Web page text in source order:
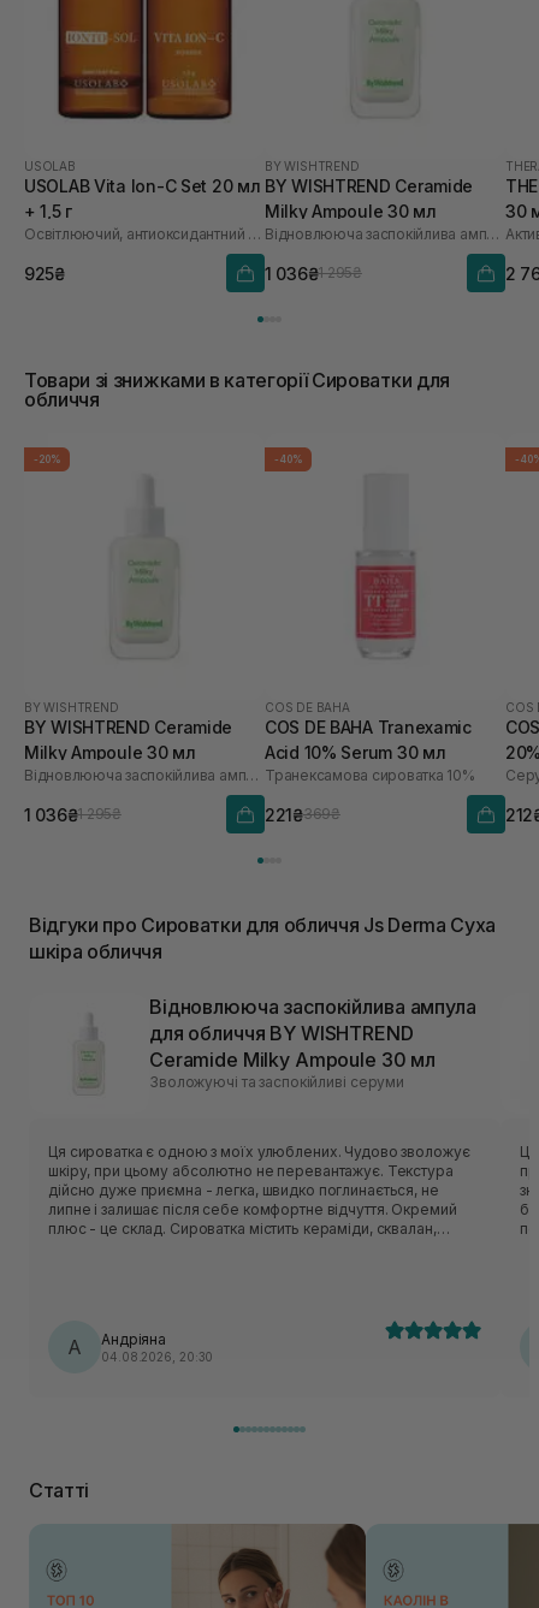
USOLAB
USOLAB Vita Ion-C Set 20 мл
+ 1,5 г
Освітлюючий, антиоксидантний та омолоджуючий набір
925₴
BY WISHTREND
BY WISHTREND Ceramide
Milky Ampoule 30 мл
Відновлююча заспокійлива ампула для обличчя
1 036₴1 295₴
30
2
Товари зі знижками в категорії Сироватки для
обличчя
-20%
BY WISHTREND
BY WISHTREND Ceramide
Milky Ampoule 30 мл
Відновлююча заспокійлива ампула для обличчя
1 036₴1 295₴
-40%
COS DE BAHA
COS DE BAHA Tranexamic
Acid 10% Serum 30 мл
Транексамова сироватка 10%
221₴369₴
-
COS
Відгуки про Сироватки для обличчя Js Derma Суха
шкіра обличчя
Відновлююча заспокійлива ампула
для обличчя BY WISHTREND
Ceramide Milky Ampoule 30 мл
Зволожуючі та заспокійливі серуми
Ця сироватка є одною з моїх улюблених. Чудово зволожує
шкіру, при цьому абсолютно не перевантажує. Текстура
дійсно дуже приємна - легка, швидко поглинається, не
липне і залишає після себе комфортне відчуття. Окремий
плюс - це склад. Сироватка містить кераміди, сквалан,
А Андріяна
04.08.2026, 20:30
Статті